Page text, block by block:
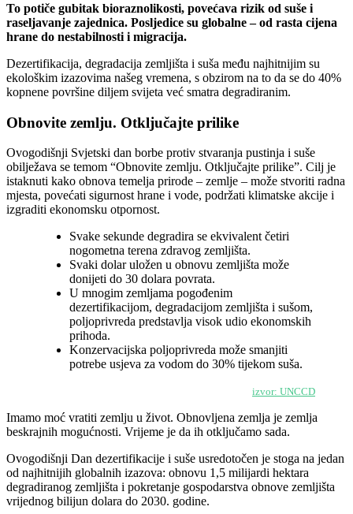
To potiče gubitak bioraznolikosti, povećava rizik od suše i
raseljavanje zajednica. Posljedice su globalne – od rasta cijena
hrane do nestabilnosti i migracija.
Dezertifikacija, degradacija zemljišta i suša među najhitnijim su
ekološkim izazovima našeg vremena, s obzirom na to da se do 40%
kopnene površine diljem svijeta već smatra degradiranim.
Obnovite zemlju. Otključajte prilike
Ovogodišnji Svjetski dan borbe protiv stvaranja pustinja i suše
obilježava se temom “Obnovite zemlju. Otključajte prilike”. Cilj je
istaknuti kako obnova temelja prirode – zemlje – može stvoriti radna
mjesta, povećati sigurnost hrane i vode, podržati klimatske akcije i
izgraditi ekonomsku otpornost.
Svake sekunde degradira se ekvivalent četiri
nogometna terena zdravog zemljišta.
Svaki dolar uložen u obnovu zemljišta može
donijeti do 30 dolara povrata.
U mnogim zemljama pogođenim
dezertifikacijom, degradacijom zemljišta i sušom,
poljoprivreda predstavlja visok udio ekonomskih
prihoda.
Konzervacijska poljoprivreda može smanjiti
potrebe usjeva za vodom do 30% tijekom suša.
izvor: UNCCD
Imamo moć vratiti zemlju u život. Obnovljena zemlja je zemlja
beskrajnih mogućnosti. Vrijeme je da ih otključamo sada.
Ovogodišnji Dan dezertifikacije i suše usredotočen je stoga na jedan
od najhitnijih globalnih izazova: obnovu 1,5 milijardi hektara
degradiranog zemljišta i pokretanje gospodarstva obnove zemljišta
vrijednog bilijun dolara do 2030. godine.